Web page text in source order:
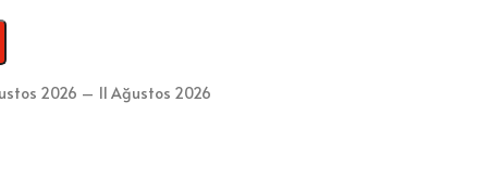
2026 – 11 Ağustos 2026